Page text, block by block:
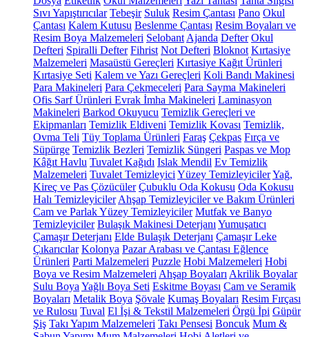
Sıvı Yapıştırıcılar Tebeşir Suluk Resim Çantası Pano Okul
Çantası Kalem Kutusu Beslenme Çantası Resim Boyaları ve
Resim Boya Malzemeleri Selobant Ajanda Defter Okul
Defteri Spiralli Defter Fihrist Not Defteri Bloknot Kırtasiye
Malzemeleri Masaüstü Gereçleri Kırtasiye Kağıt Ürünleri
Kırtasiye Seti Kalem ve Yazı Gereçleri Koli Bandı Makinesi
Para Makineleri Para Çekmeceleri Para Sayma Makineleri
Ofis Sarf Ürünleri Evrak İmha Makineleri Laminasyon
Makineleri Barkod Okuyucu Temizlik Gereçleri ve
Ekipmanları Temizlik Eldiveni Temizlik Kovası Temizlik,
Ovma Teli Tüy Toplama Ürünleri Faraş Çekpas Fırça ve
Süpürge Temizlik Bezleri Temizlik Süngeri Paspas ve Mop
Kâğıt Havlu Tuvalet Kağıdı Islak Mendil Ev Temizlik
Malzemeleri Tuvalet Temizleyici Yüzey TemizleyicilerYağ,
Kireç ve Pas Çözücüler Çubuklu Oda Kokusu Oda Kokusu
Halı Temizleyiciler Ahşap Temizleyiciler ve Bakım Ürünleri
Cam ve Parlak Yüzey Temizleyiciler Mutfak ve Banyo
Temizleyiciler Bulaşık Makinesi Deterjanı Yumuşatıcı
Çamaşır Deterjanı Elde Bulaşık Deterjanı Çamaşır Leke
Çıkarıcılar Kolonya Pazar Arabası ve Çantası Eğlence
Ürünleri Parti Malzemeleri Puzzle Hobi Malzemeleri Hobi
Boya ve Resim Malzemeleri Ahşap Boyaları Akrilik Boyalar
Sulu Boya Yağlı Boya Seti Eskitme Boyası Cam ve Seramik
Boyaları Metalik Boya Şövale Kumaş Boyaları Resim Fırçası
ve Rulosu Tuval El İşi & Tekstil Malzemeleri Örgü İpi Güpür
Şiş Takı Yapım Malzemeleri Takı Pensesi Boncuk Mum &